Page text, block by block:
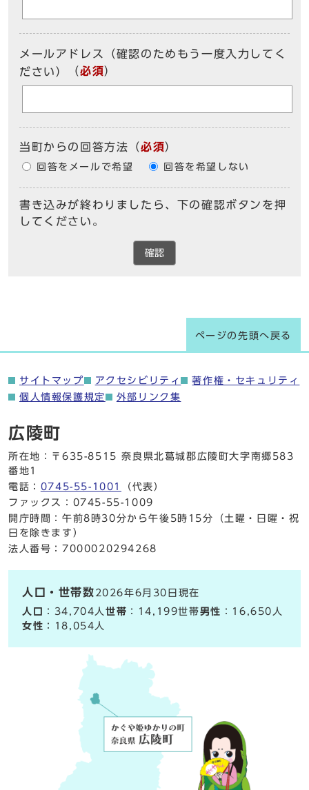
メールアドレス（確認のためもう一度入力してく
ださい）
（必須）
当町からの回答方法 （必須）
回答をメールで希望 回答を希望しない
書き込みが終わりましたら、下の確認ボタンを押
してください。
確認
ページの先頭へ戻る
サイトマップ アクセシビリティ
著作権・セキュリティ
個人情報保護規定
外部リンク集
広陵町
所在地：〒635-8515 奈良県北葛城郡広陵町大字南郷583
番地1
電話： 0745-55-1001
（代表）
ファックス：0745-55-1009
開庁時間：午前8時30分から午後5時15分（土曜・日曜・祝
日を除きます）
法人番号：7000020294268
人口・世帯数 2026年6月30日現在
人口
：34,704人世帯 ：14,199世帯男性 ：16,650人
女性 ：18,054人